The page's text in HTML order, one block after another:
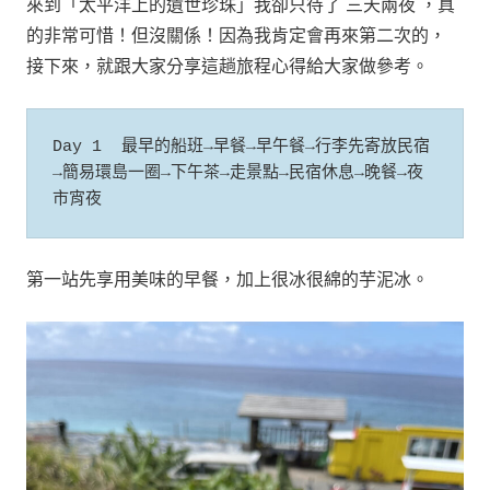
來到「太平洋上的遺世珍珠」我卻只待了 三天兩夜 ，真
的非常可惜！但沒關係！因為我肯定會再來第二次的，
接下來，就跟大家分享這趟旅程心得給大家做參考。
Day 1  最早的船班→早餐→早午餐→行李先寄放民宿
→簡易環島一圈→下午茶→走景點→民宿休息→晚餐→夜
市宵夜
第一站先享用美味的早餐，加上很冰很綿的芋泥冰。